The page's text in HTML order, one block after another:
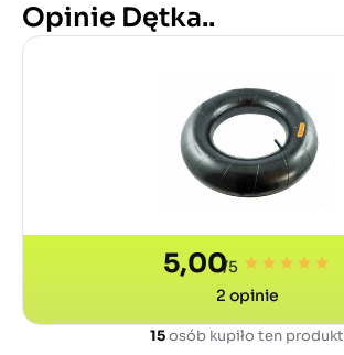
Opinie Dętka..
5,00/5
2 opinie
15osób kupiło ten produkt